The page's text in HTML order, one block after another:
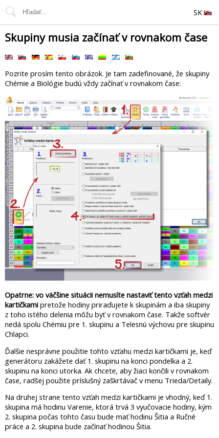
SK
Skupiny musia začínať v rovnakom čase
Pozrite prosím tento obrázok. Je tam zadefinované, že skupiny
Chémie a Biológie budú vždy začínať v rovnakom čase:
Opatrne: vo väčšine situácii nemusíte nastaviť tento vzťah medzi
kartičkami pretože hodiny priraďujete k skupinám a iba skupiny
z toho istého delenia môžu byť v rovnakom čase. Takže softvér
nedá spolu Chémiu pre 1. skupinu a Telesnú výchovu pre skupinu
Chlapci.
Ďalšie nesprávne použitie tohto vzťahu medzi kartičkami je, keď
generátoru zakážete dať 1. skupinu na konci pondelka a 2.
skupinu na konci utorka. Ak chcete, aby žiaci končili v rovnakom
čase, radšej použite príslušný zaškrtávač v menu Trieda/Detaily.
Na druhej strane tento vzťah medzi kartičkami je vhodný, keď 1.
skupina má hodinu Varenie, ktorá trvá 3 vyučovacie hodiny, kým
2. skupina počas tohto času bude mať hodinu Šitia a Ručné
práce a 2. skupina bude začínať hodinou Šitia.